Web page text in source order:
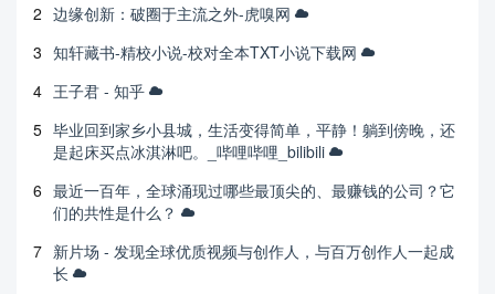
2 边缘创新：破圈于主流之外-虎嗅网
3 知轩藏书-精校小说-校对全本TXT小说下载网
4 王子君 - 知乎
5 毕业回到家乡小县城，生活变得简单，平静！躺到傍晚，还
是起床买点冰淇淋吧。_哔哩哔哩_bilibili
6 最近一百年，全球涌现过哪些最顶尖的、最赚钱的公司？它
们的共性是什么？
7 新片场 - 发现全球优质视频与创作人，与百万创作人一起成
长